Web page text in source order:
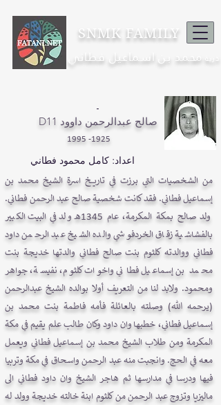
SNMK FAMILY
ذرية محمد بن اسماعيل فطاني
D11 صالح عبدالرحمن داوود
-
1925- 1995
اعداد: كامل محمود فطاني
من الشخصيات التي برزت في تاريخ اسرة الشيخ محمد بن
إسماعيل فطاني. فقد كانت شخصية صالح عبد الرحمن فطاني.
ولد صالح بمكة المكرمة، عام 1345هـ ولد في البيت الكبير
بالفشاشية زقاق الخردفوشي والده الشيخ عبد الرحمن داود
فطاني ووالدته كلثوم بنت صالح فطاني والدتها خديجة بنت
محمد بن إسماعيل فطاني واخوات كلثوم، نفيسة، جواهر
ومحمود. ولابد لنا من التعريف أولا بوالده الشيخ عبدالرحمن
(يرحمه الله) وصلته بالعائلة فأمه فاطمة بنت محمد بن
إسماعيل فطاني، خطبها وان داود وكان طالب علم يقيم في مكة
المكرمة ومن طلاب الشيخ محمد بن إسماعيل فطاني ويعمل
معه في الحج. وانجبت منه عبد الرحمن واسحاق في مكة وتربيا
فيها ودرسا في مدارسها ثم هاجر الشيخ وان داود فطاني الى
ماليزيا وتزوج عبد الرحمن من كلثوم ابنة خالته خديجة وولد له